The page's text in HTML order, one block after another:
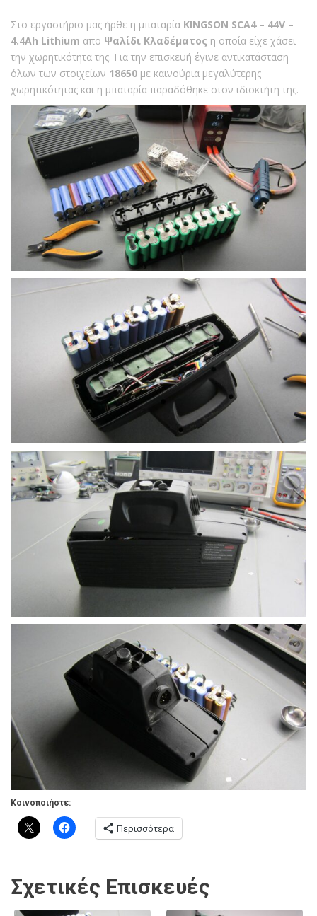
Στο εργαστήριο μας ήρθε η μπαταρία KINGSON SCA4 – 44V –
4.4Ah Lithium απο Ψαλίδι Κλαδέματος η οποία είχε χάσει
την χωρητικότητα της. Για την επισκευή έγινε αντικατάσταση
όλων των στοιχείων 18650 με καινούρια μεγαλύτερης
χωρητικότητας και η μπαταρία παραδόθηκε στον ιδιοκτήτη της.
Κοινοποιήστε:
Περισσότερα
Σχετικές Επισκευές